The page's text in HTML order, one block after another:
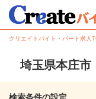
クリエイトバイト・パート求人
埼玉県本庄市